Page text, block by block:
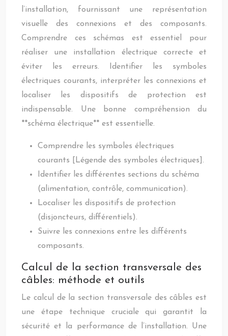
l’installation, fournissant une représentation
visuelle des connexions et des composants.
Comprendre ces schémas est essentiel pour
réaliser une installation électrique correcte et
éviter les erreurs. Identifier les symboles
électriques courants, interpréter les connexions et
localiser les dispositifs de protection est
indispensable. Une bonne compréhension du
**schéma électrique** est essentielle.
Comprendre les symboles électriques
courants [Légende des symboles électriques].
Identifier les différentes sections du schéma
(alimentation, contrôle, communication).
Localiser les dispositifs de protection
(disjoncteurs, différentiels).
Suivre les connexions entre les différents
composants.
Calcul de la section transversale des
câbles: méthode et outils
Le calcul de la section transversale des câbles est
une étape technique cruciale qui garantit la
sécurité et la performance de l’installation. Une